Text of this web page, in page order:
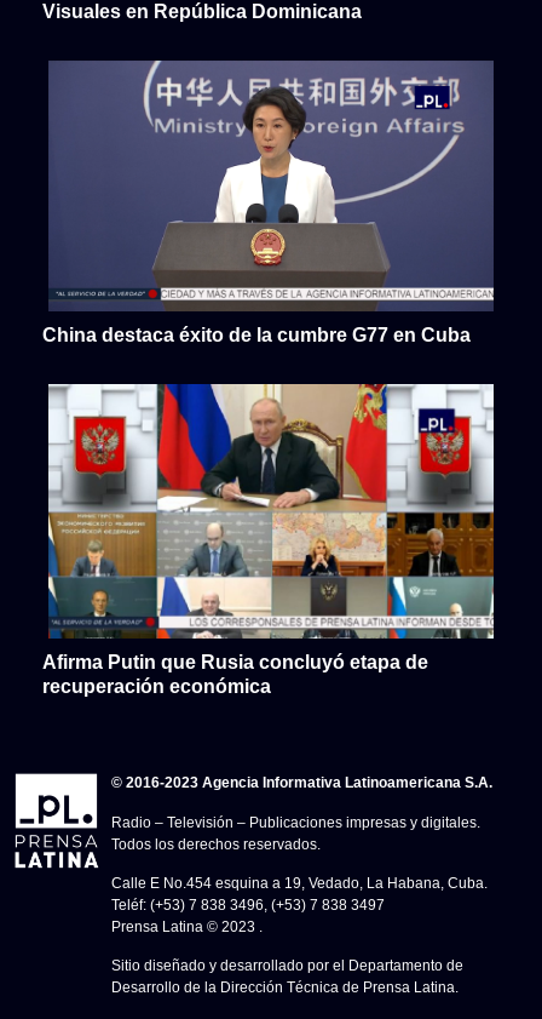
Visuales en República Dominicana
China destaca éxito de la cumbre G77 en Cuba
Afirma Putin que Rusia concluyó etapa de
recuperación económica
© 2016-2023 Agencia Informativa Latinoamericana S.A.
Radio – Televisión – Publicaciones impresas y digitales.
Todos los derechos reservados.
Calle E No.454 esquina a 19, Vedado, La Habana, Cuba.
Teléf: (+53) 7 838 3496, (+53) 7 838 3497
Prensa Latina © 2023 .
Sitio diseñado y desarrollado por el Departamento de
Desarrollo de la Dirección Técnica de Prensa Latina.